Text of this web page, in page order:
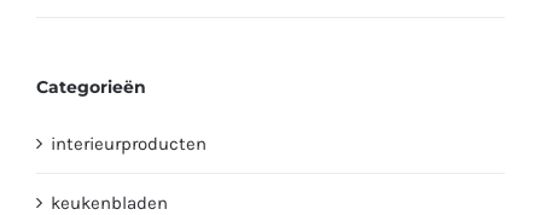
Categorieën
interieurproducten
keukenbladen